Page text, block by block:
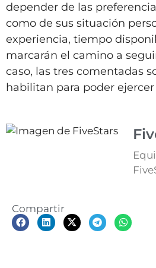
depender de las
como de sus situación
experiencia, tiempo
marcarán el camino a
caso, las tres comentadas
habilitan para poder
Compartir